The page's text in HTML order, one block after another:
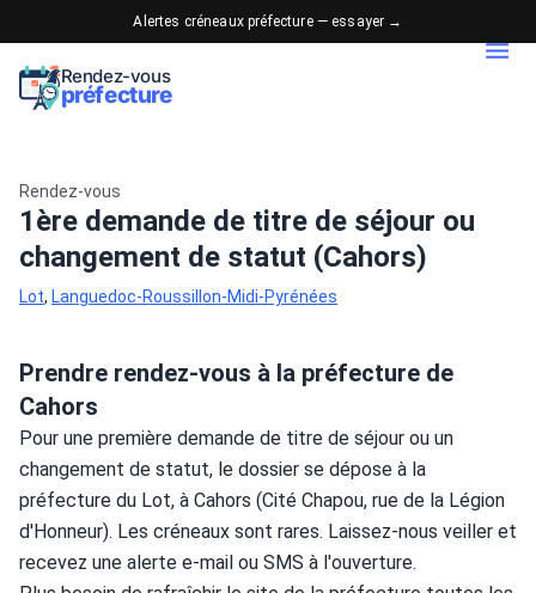
Alertes créneaux préfecture — essayer →
Rendez-vous
préfecture
Rendez-vous
1ère demande de titre de séjour ou
changement de statut (Cahors)
Lot, Languedoc-Roussillon-Midi-Pyrénées
Prendre rendez-vous à la préfecture de
Cahors
Pour une première demande de titre de séjour ou un
changement de statut, le dossier se dépose à la
préfecture du Lot, à Cahors (Cité Chapou, rue de la Légion
d'Honneur). Les créneaux sont rares. Laissez-nous veiller et
recevez une alerte e-mail ou SMS à l'ouverture.